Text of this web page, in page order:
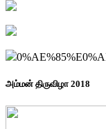
அம்மன் திருவிழா 2018